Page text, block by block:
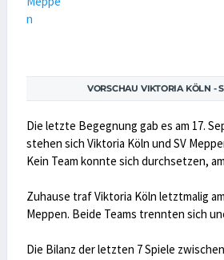
VORSCHAU VIKTORIA KÖLN -
Die letzte Begegnung gab es am 17.
stehen sich Viktoria Köln und SV
Kein Team konnte sich durchsetzen,
Zuhause traf Viktoria Köln letztmalig
Meppen. Beide Teams trennten sich
Die Bilanz der letzten 7 Spiele